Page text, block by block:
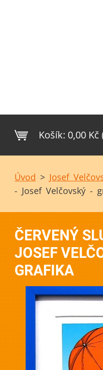
Košík: 0,00 Kč
Úvod > Josef
- Josef Velčovský -
ČERVENÝ
JOSEF
GRAFIKA